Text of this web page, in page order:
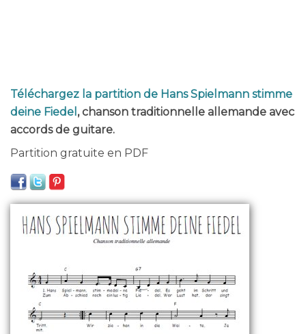
Téléchargez la partition de Hans Spielmann stimme
deine Fiedel , chanson traditionnelle allemande avec
accords de guitare.
Partition gratuite en PDF